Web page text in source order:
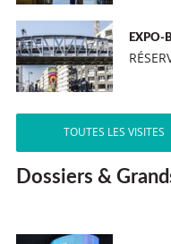
EXPO-
TOUTES LES VISITES
Dossiers &